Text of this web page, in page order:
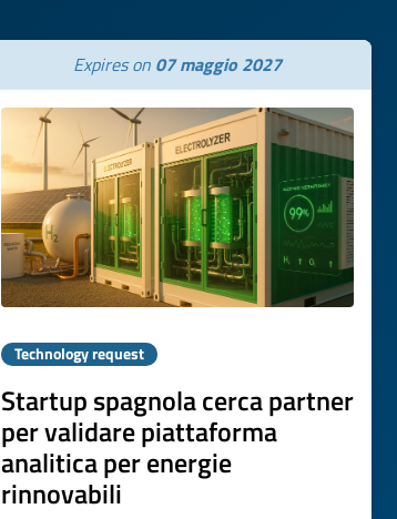
Expires on 07 maggio 2027
Technology request
Startup spagnola cerca partner
per validare piattaforma
analitica per energie
rinnovabili